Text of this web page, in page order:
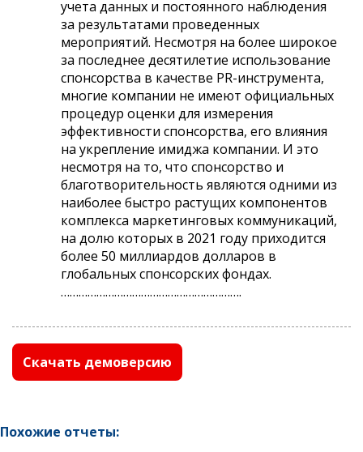
учета данных и постоянного наблюдения
за результатами проведенных
мероприятий. Несмотря на более широкое
за последнее десятилетие использование
спонсорства в качестве PR-инструмента,
многие компании не имеют официальных
процедур оценки для измерения
эффективности спонсорства, его влияния
на укрепление имиджа компании. И это
несмотря на то, что спонсорство и
благотворительность являются одними из
наиболее быстро растущих компонентов
комплекса маркетинговых коммуникаций,
на долю которых в 2021 году приходится
более 50 миллиардов долларов в
глобальных спонсорских фондах.
…………………………………………………….
Скачать демоверсию
Похожие отчеты: